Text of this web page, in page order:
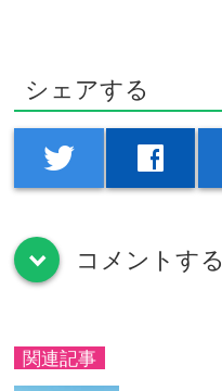
シェアする
twitter facebook
down コメントする
関連記事